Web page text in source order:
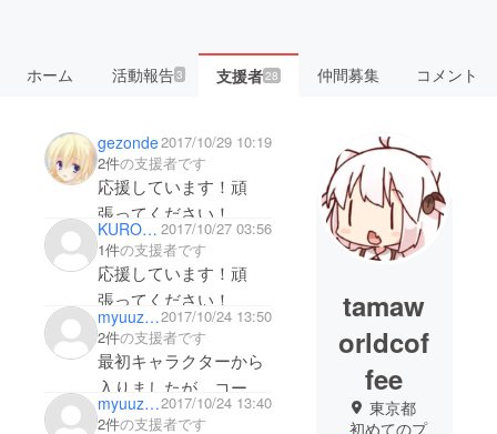
ホーム 活動報告3 支援者28 仲間募集 コメント
gezonde2017/10/29 10:19
2件の支援者です
応援しています！頑
張ってください！
KURO0815 2017/10/27 03:56
1件の支援者です
応援しています！頑
張ってください！
myuuzuki2017/10/24 13:50
2件の支援者です
最初キャラクターから
入りましたが、コー
ヒーもとてもおいしく
myuuzuki2017/10/24 13:40
2件の支援者です
tamaw
orldcof
fee
東京都
初めてのプ